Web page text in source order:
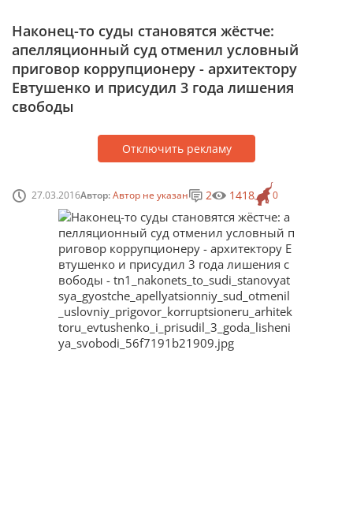
Наконец-то суды становятся жёстче:
апелляционный суд отменил условный
приговор коррупционеру - архитектору
Евтушенко и присудил 3 года лишения
свободы
Отключить рекламу
27.03.2016Автор:Автор не указан 0
2 1418